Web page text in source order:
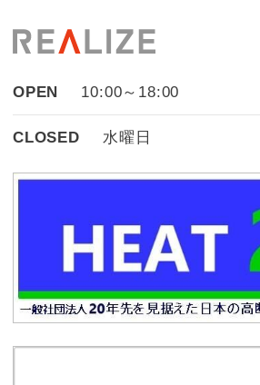
OPEN 10:00～18:00
CLOSED 水曜日